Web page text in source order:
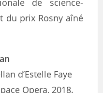
de science-
du prix Rosny aîné
d’Estelle Faye
Opera, 2018.